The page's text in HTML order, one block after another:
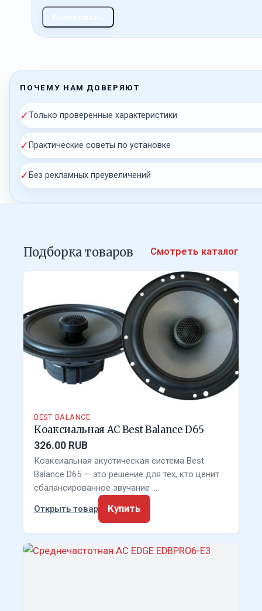
ПОЧЕМУ НАМ ДОВЕРЯЮТ
✓Только проверенные характеристики
✓Практические советы по установке
✓Без рекламных преувеличений
Подборка товаров Смотреть каталог
BEST BALANCE
Коаксиальная АС Best Balance D65
326.00 RUB
Коаксиальная акустическая система Best
Balance D65 — это решение для тех, кто ценит
сбалансированное звучание …
Открыть товар
Купить